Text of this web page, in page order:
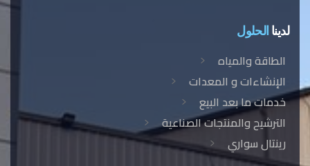
لدينا الحلول
الطاقة والمياه
الإنشاءات و المعدات
خدمات ما بعد البيع
الترشيح والمنتجات الصناعية
رينتال سواري